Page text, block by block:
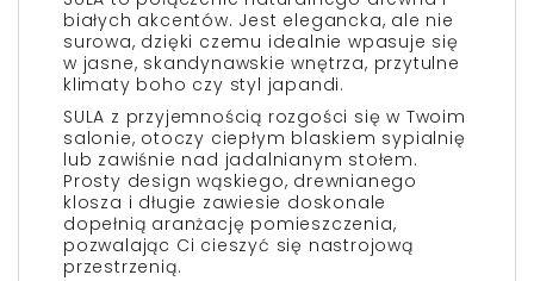
białych akcentów. Jest elegancka, ale nie
surowa, dzięki czemu idealnie wpasuje się
w jasne, skandynawskie wnętrza, przytulne
klimaty boho czy styl japandi.
SULA z przyjemnością rozgości się w Twoim
salonie, otoczy ciepłym blaskiem sypialnię
lub zawiśnie nad jadalnianym stołem.
Prosty design wąskiego, drewnianego
klosza i długie zawiesie doskonale
dopełnią aranżację pomieszczenia,
pozwalając Ci cieszyć się nastrojową
przestrzenią.